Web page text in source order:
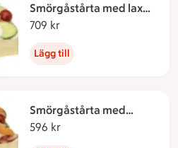
Smörgåstårta med lax
och räkor för 12-14 pers
709 kr
Lägg till
Smörgåstårta med
skinka och ost 12-14 pers
596 kr